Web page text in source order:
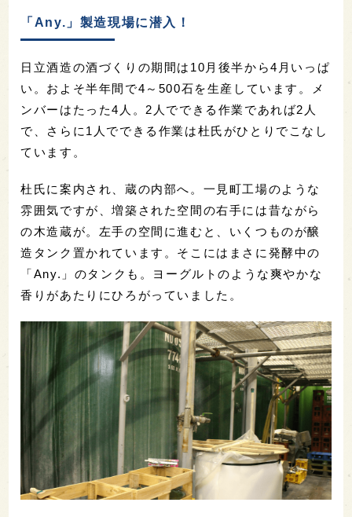
「Any.」製造現場に潜入！
日立酒造の酒づくりの期間は10月後半から4月いっぱ
い。およそ半年間で4～500石を生産しています。メ
ンバーはたった4人。2人でできる作業であれば2人
で、さらに1人でできる作業は杜氏がひとりでこなし
ています。
杜氏に案内され、蔵の内部へ。一見町工場のような
雰囲気ですが、増築された空間の右手には昔ながら
の木造蔵が。左手の空間に進むと、いくつものが醸
造タンク置かれています。そこにはまさに発酵中の
「Any.」のタンクも。ヨーグルトのような爽やかな
香りがあたりにひろがっていました。